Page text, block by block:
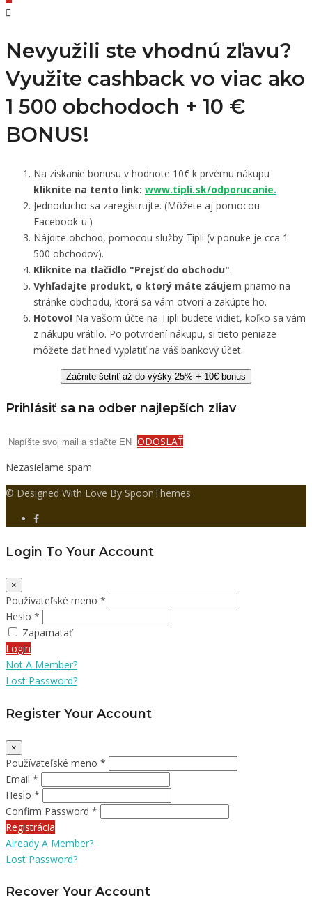
Nevyužili ste vhodnú zľavu?
Využite cashback vo viac ako
1 500 obchodoch + 10 €
BONUS!
Na získanie bonusu v hodnote 10€ k prvému nákupu
kliknite na tento link: www.tipli.sk/odporucanie.
Jednoducho sa zaregistrujte. (Môžete aj pomocou
Facebook-u.)
Nájdite obchod, pomocou služby Tipli (v ponuke je cca 1
500 obchodov).
Kliknite na tlačidlo "Prejsť do obchodu".
Vyhľadajte produkt, o ktorý máte záujem priamo na
stránke obchodu, ktorá sa vám otvorí a zakúpte ho.
Hotovo! Na vašom účte na Tipli budete vidieť, koľko sa vám
z nákupu vrátilo. Po potvrdení nákupu, si tieto peniaze
môžete dať hneď vyplatiť na váš bankový účet.
Začnite šetriť až do výšky 25% + 10€ bonus
Prihlásiť sa na odber najlepších zľiav
ODOSLAŤ
Nezasielame spam
© Designed With Love By SpoonThemes
Login To Your Account
×
Používateľské meno *
Heslo *
Zapamätať
Login
Not A Member?
Lost Password?
Register Your Account
×
Používateľské meno *
Email *
Heslo *
Confirm Password *
Registrácia
Already A Member?
Lost Password?
Recover Your Account